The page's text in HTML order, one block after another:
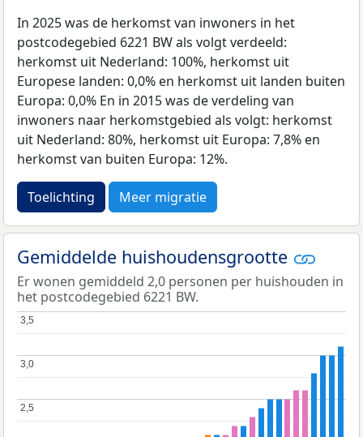
In 2025 was de herkomst van inwoners in het
postcodegebied 6221 BW als volgt verdeeld:
herkomst uit Nederland: 100%, herkomst uit
Europese landen: 0,0% en herkomst uit landen buiten
Europa: 0,0% En in 2015 was de verdeling van
inwoners naar herkomstgebied als volgt: herkomst
uit Nederland: 80%, herkomst uit Europa: 7,8% en
herkomst van buiten Europa: 12%.
Toelichting Meer migratie
Gemiddelde huishoudensgrootte
Er wonen gemiddeld 2,0 personen per huishouden in
het postcodegebied 6221 BW.
2,5
2,5
3,0
3,0
3,5
3,5